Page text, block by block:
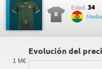
0
Edad: 34
Medio
Evolución del
1 M€